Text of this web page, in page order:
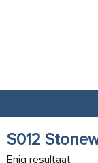
S012
Enig resultaat